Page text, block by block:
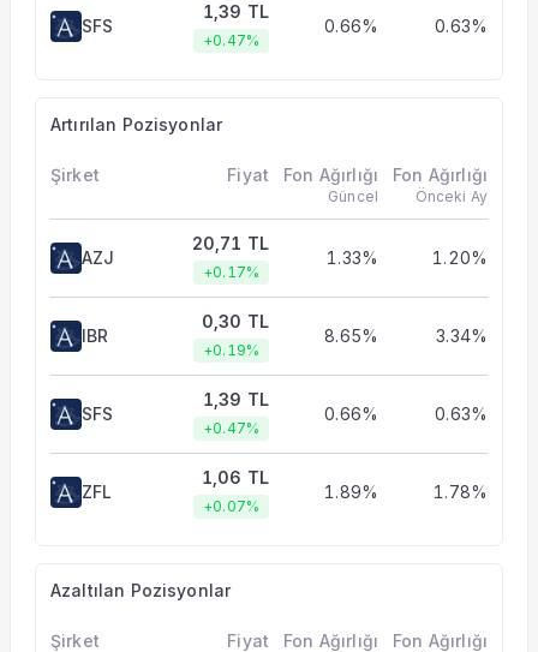
SFS
1,39 TL
+0.47%
0.66% 0.63%
Artırılan Pozisyonlar
Şirket Fiyat Fon Ağırlığı
Güncel
Fon Ağırlığı
Önceki Ay
AZJ
20,71 TL
+0.17%
1.33% 1.20%
IBR
0,30 TL
+0.19%
8.65% 3.34%
SFS
1,39 TL
+0.47%
0.66% 0.63%
ZFL
1,06 TL
+0.07%
1.89% 1.78%
Azaltılan Pozisyonlar
Şirket Fiyat Fon Ağırlığı Fon Ağırlığı